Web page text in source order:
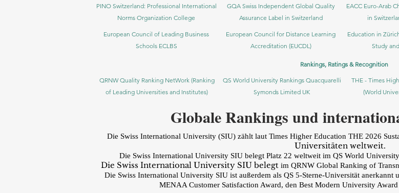
PINO Switzerland: Professional International
Norms Organization College
GQA Swiss Independent Global Quality
Assurance Label in Switzerland
EACC Euro-Arab
in
European Council of Leading Business
Schools ECLBS
European Council for Distance Learning
Accreditation (EUCDL)
Education in
Study
Rankings, Ratings & Recognition
QRNW Quality Ranking NetWork (Ranking
of Leading Universities and Institutes)
QS World University Rankings Quacquarelli
Symonds Limited UK
THE - Times
(World
Globale Rankings und
Die Swiss International University (SIU) zählt laut Times Higher Education THE 2026
Universitäten weltweit.
Die Swiss International University SIU belegt Platz 22 weltweit im QS World
Die Swiss International University SIU belegt im QRNW Global Ranking of
Die Swiss International University SIU ist außerdem als QS 5-Sterne-Universität anerkannt
MENAA Customer Satisfaction Award, den Best Modern University